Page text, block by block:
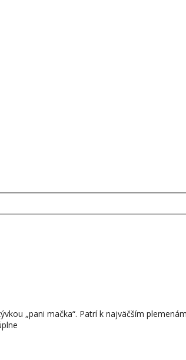
„pani mačka“. Patrí k najväčším